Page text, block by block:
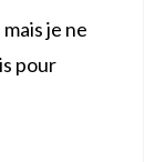
je ne
pour